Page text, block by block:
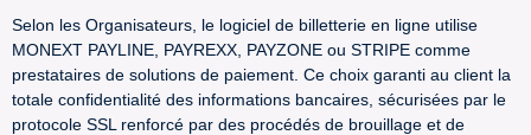
Selon les Organisateurs, le logiciel de billetterie en ligne utilise
MONEXT PAYLINE, PAYREXX, PAYZONE ou STRIPE comme
prestataires de solutions de paiement. Ce choix garanti au client la
totale confidentialité des informations bancaires, sécurisées par le
protocole SSL renforcé par des procédés de brouillage et de